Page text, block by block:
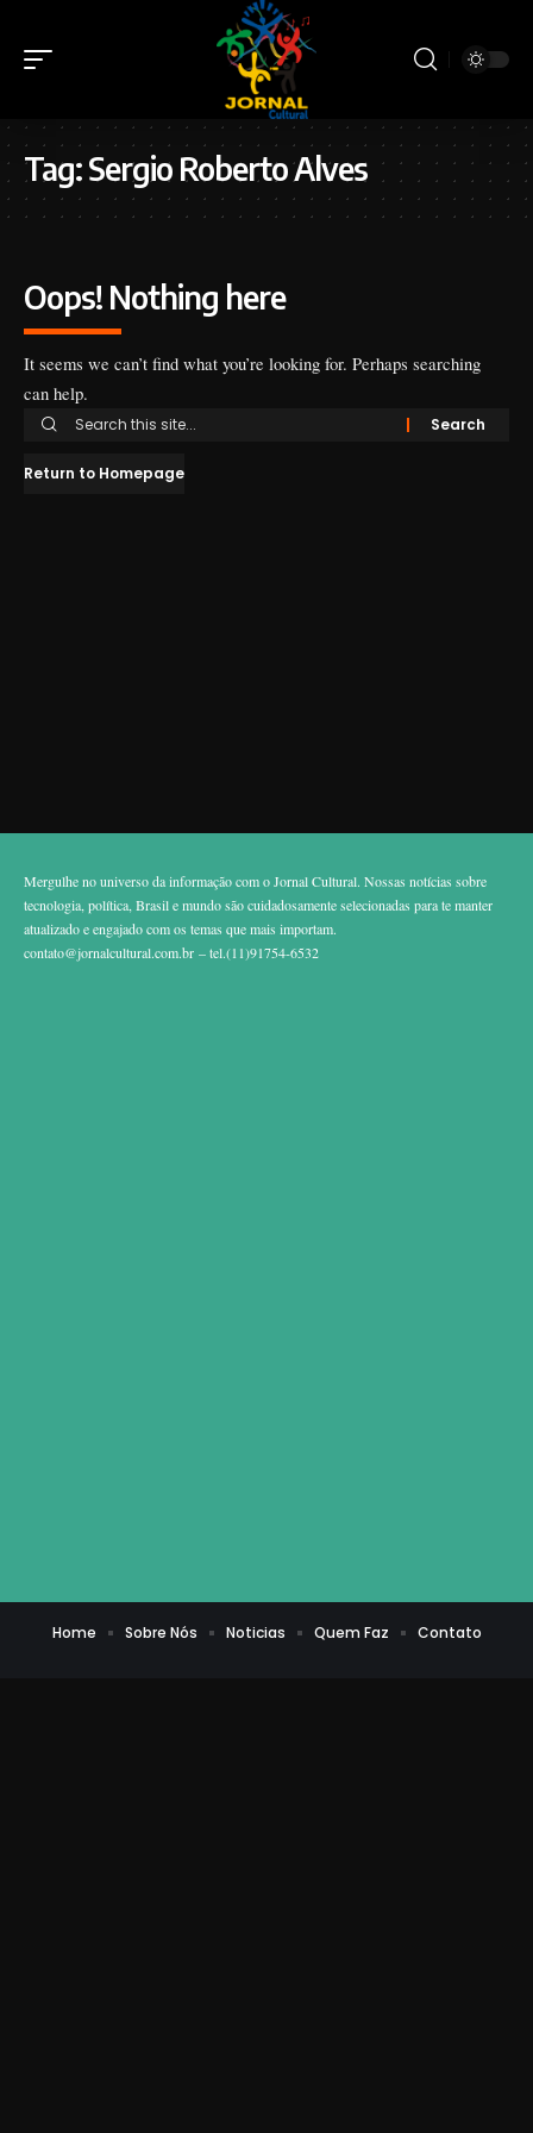
Tag:Sergio Roberto Alves
Oops! Nothing here
It seems we can’t find what you’re looking for. Perhaps searching
can help.
Return to Homepage
Mergulhe no universo da informação com o Jornal Cultural. Nossas notícias sobre
tecnologia, política, Brasil e mundo são cuidadosamente selecionadas para te manter
atualizado e engajado com os temas que mais importam.
contato@jornalcultural.com.br – tel.(11)91754-6532
Home Sobre Nós Noticias Quem Faz Contato